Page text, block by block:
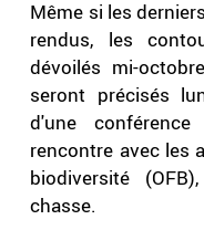
Même si les
rendus, les
dévoilés mi-
seront précisés
d'une
rencontre avec les
biodiversité
chasse.